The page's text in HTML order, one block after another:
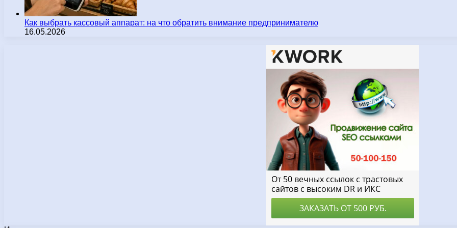
Как выбрать кассовый аппарат: на что обратить внимание предпринимателю
16.05.2026